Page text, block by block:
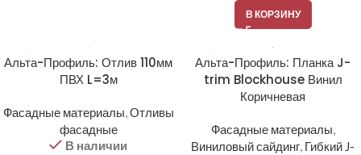
В КОРЗИНУ
Альта-Профиль: Отлив 110мм
ПВХ L=3м
Фасадные материалы,Отливы
фасадные
В наличии
Альта-Профиль: Планка J-
trim Blockhouse Винил
Коричневая
Фасадные материалы,
Виниловый сайдинг, Гибкий J-